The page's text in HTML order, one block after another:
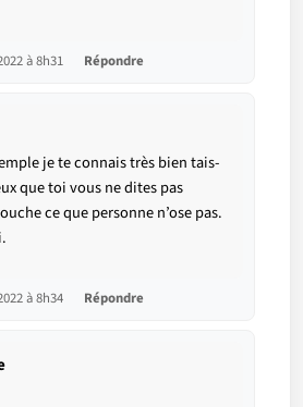
à 8h31 Répondre
je te connais très bien tais-
que toi vous ne dites pas
ce que personne n’ose pas.
à 8h34 Répondre